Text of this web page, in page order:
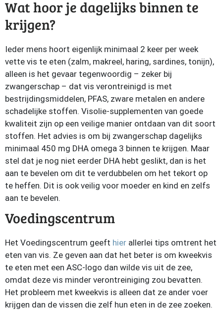
Wat hoor je dagelijks binnen te
krijgen?
Ieder mens hoort eigenlijk minimaal 2 keer per week
vette vis te eten (zalm, makreel, haring, sardines, tonijn),
alleen is het gevaar tegenwoordig – zeker bij
zwangerschap – dat vis verontreinigd is met
bestrijdingsmiddelen, PFAS, zware metalen en andere
schadelijke stoffen. Visolie-supplementen van goede
kwaliteit zijn op een veilige manier ontdaan van dit soort
stoffen. Het advies is om bij zwangerschap dagelijks
minimaal 450 mg DHA omega 3 binnen te krijgen. Maar
stel dat je nog niet eerder DHA hebt geslikt, dan is het
aan te bevelen om dit te verdubbelen om het tekort op
te heffen. Dit is ook veilig voor moeder en kind en zelfs
aan te bevelen.
Voedingscentrum
Het Voedingscentrum geeft hier allerlei tips omtrent het
eten van vis. Ze geven aan dat het beter is om kweekvis
te eten met een ASC-logo dan wilde vis uit de zee,
omdat deze vis minder verontreiniging zou bevatten.
Het probleem met kweekvis is alleen dat ze ander voer
krijgen dan de vissen die zelf hun eten in de zee zoeken.